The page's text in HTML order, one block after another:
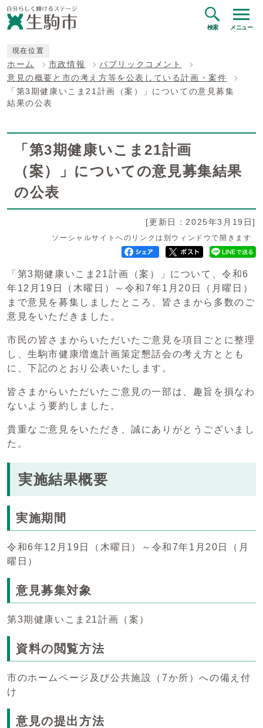
検索 メニュー
現在位置
ホーム 市政情報
パブリックコメント
意見の概要と市の考え方等を公表している計画・案件
「第3期健康いこま21計画（案）」についての意見募集
結果の公表
「第3期健康いこま21計画
（案）」についての意見募集結果
の公表
[更新日：2025年3月19日]
ソーシャルサイトへのリンクは別ウィンドウで開きます
「第3期健康いこま21計画（案）」について、令和6
年12月19日（木曜日）～令和7年1月20日（月曜日）
まで意見を募集しましたところ、皆さまから多数のご
意見をいただきました。
市民の皆さまからいただいたご意見を項目ごとに整理
し、生駒市健康増進計画策定懇話会の考え方ととも
に、下記のとおり公表いたします。
皆さまからいただいたご意見の一部は、趣旨を損なわ
ないよう要約しました。
貴重なご意見をいただき、誠にありがとうございまし
た。
実施結果概要
実施期間
令和6年12月19日（木曜日）～令和7年1月20日（月
曜日）
意見募集対象
第3期健康いこま21計画（案）
資料の閲覧方法
市のホームページ及び公共施設（7か所）への備え付
け
意見の提出方法